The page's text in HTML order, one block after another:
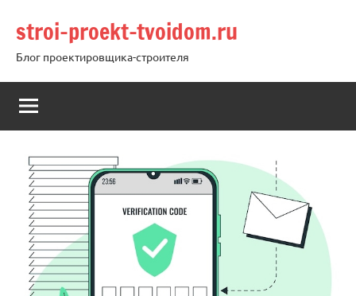
содержимому
stroi-proekt-tvoidom.ru
Блог проектировщика-строителя